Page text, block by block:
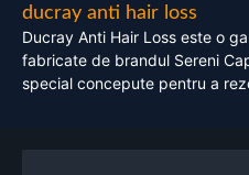
ducray anti hair loss
Ducray Anti Hair Loss este o
fabricate de brandul Sereni
special concepute pentru a